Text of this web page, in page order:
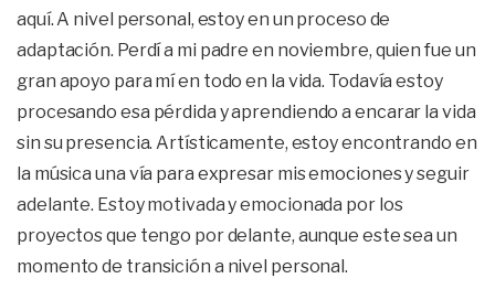
aquí. A nivel personal, estoy en un proceso de
adaptación. Perdí a mi padre en noviembre, quien fue un
gran apoyo para mí en todo en la vida. Todavía estoy
procesando esa pérdida y aprendiendo a encarar la vida
sin su presencia. Artísticamente, estoy encontrando en
la música una vía para expresar mis emociones y seguir
adelante. Estoy motivada y emocionada por los
proyectos que tengo por delante, aunque este sea un
momento de transición a nivel personal.